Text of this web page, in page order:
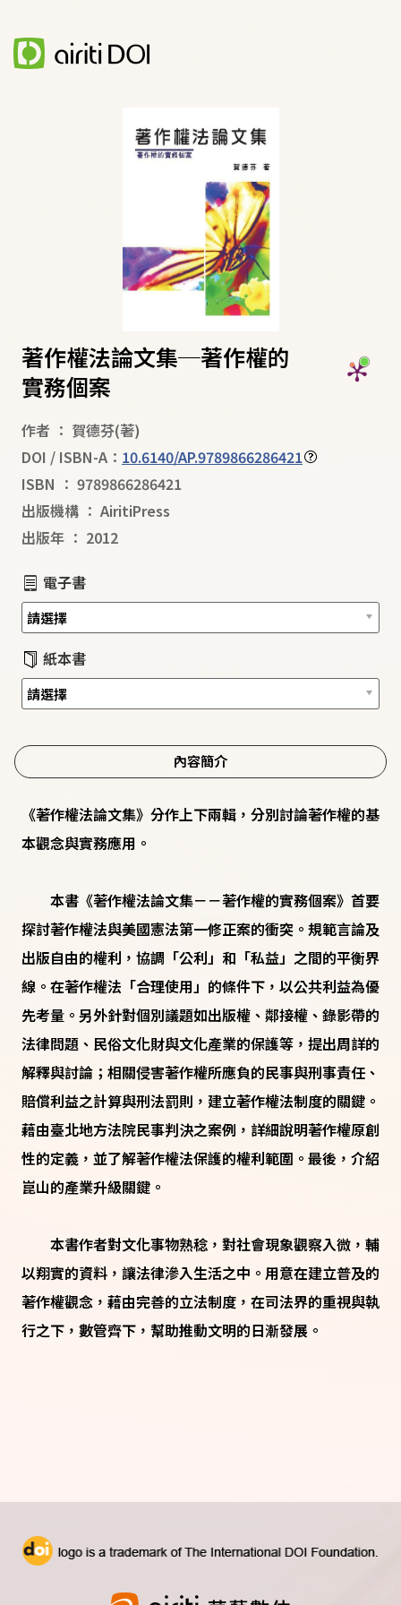
著作權法論文集─著作權的
實務個案
作者 ： 賀德芬(著)
DOI / ISBN-A： 10.6140/AP.9789866286421
ISBN ： 9789866286421
出版機構 ： AiritiPress
出版年 ： 2012
電子書
紙本書
內容簡介
《著作權法論文集》分作上下兩輯，分別討論著作權的基
本觀念與實務應用。
本書《著作權法論文集－－著作權的實務個案》首要
探討著作權法與美國憲法第一修正案的衝突。規範言論及
出版自由的權利，協調「公利」和「私益」之間的平衡界
線。在著作權法「合理使用」的條件下，以公共利益為優
先考量。另外針對個別議題如出版權、鄰接權、錄影帶的
法律問題、民俗文化財與文化產業的保護等，提出周詳的
解釋與討論；相關侵害著作權所應負的民事與刑事責任、
賠償利益之計算與刑法罰則，建立著作權法制度的關鍵。
藉由臺北地方法院民事判決之案例，詳細說明著作權原創
性的定義，並了解著作權法保護的權利範圍。最後，介紹
崑山的產業升級關鍵。
本書作者對文化事物熟稔，對社會現象觀察入微，輔
以翔實的資料，讓法律滲入生活之中。用意在建立普及的
著作權觀念，藉由完善的立法制度，在司法界的重視與執
行之下，數管齊下，幫助推動文明的日漸發展。